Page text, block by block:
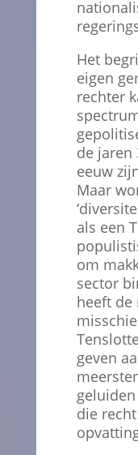
Het
eigen
rechter
de jaren
eeuw
Maar
als een
om
sector
heeft de
geven
die